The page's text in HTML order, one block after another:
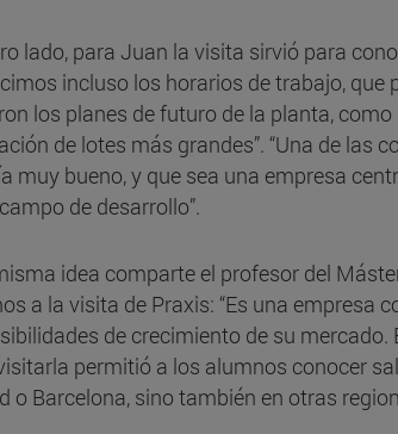
lado, para Juan la visita sirvió para
incluso los horarios de trabajo,
los planes de futuro de la planta,
de lotes más grandes”. “Una de las
muy bueno, y que sea una empresa
de desarrollo”.
idea comparte el profesor del
a la visita de Praxis: “Es una empresa
de crecimiento de su
permitió a los alumnos conocer
o Barcelona, sino también en otras